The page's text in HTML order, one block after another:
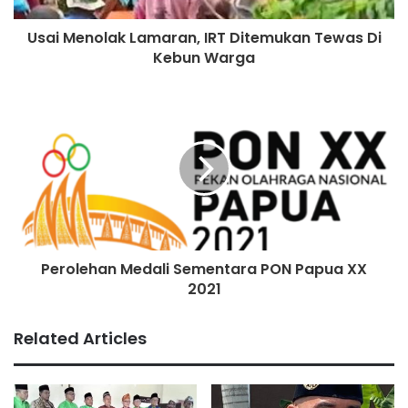
dalam keadaan mabuk miras. Pelaku berjanji tidak akan
mengulangi perbuatannya,” kata Randi.
Usai Menolak Lamaran, IRT Ditemukan Tewas Di
Kebun Warga
Perolehan Medali Sementara PON Papua XX
2021
Related Articles